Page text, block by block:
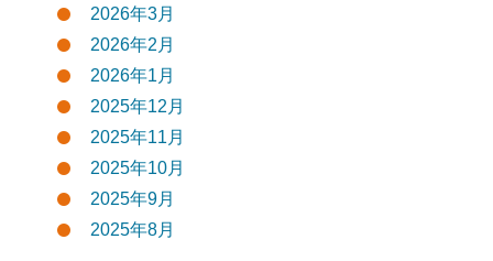
2026年3月
2026年2月
2026年1月
2025年12月
2025年11月
2025年10月
2025年9月
2025年8月